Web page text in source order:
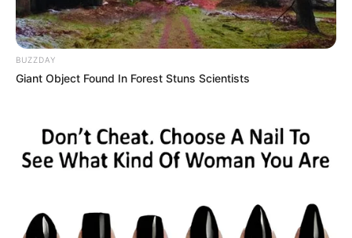
referido recurso. A exemplo disso, o artigo 3º da Portaria MS/GM
nº 674,de 03 de junho de 2003 - do Ministério da
Saúde,estabelece que “o incentivo adicional representa uma
décima terceira parcela
saúde”. Mais adiante, uma outra portaria passaria a garantir o
Notoriamente o Conass, Conasems e CNM tem trabalhado
tentar criar uma cortina de fumaça, buscando fazer com que os
A tentativa de iludir aos agentes com uma nota técnica, cujo teor
BUZZDAY
Giant Object Found In Forest Stuns Scientists